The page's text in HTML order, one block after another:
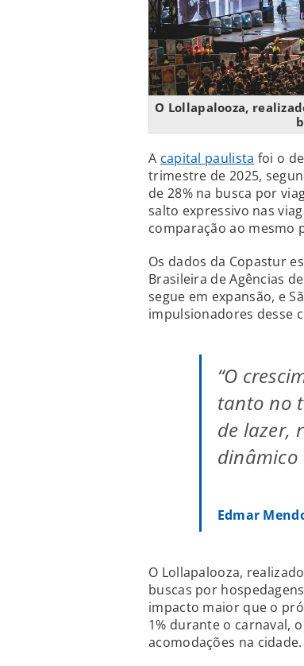
O Lollapalooza,
A capital paulista foi o
trimestre de 2025,
de 28% na busca por
salto expressivo nas
comparação ao mesmo
Os dados da Copastur
Brasileira de Agências
segue em expansão, e
impulsionadores desse
“O
tanto no
de lazer,
dinâmico
Edmar
O Lollapalooza,
buscas por
impacto maior que o
1% durante o carnaval,
acomodações na cidade.